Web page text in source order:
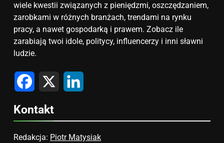
wiele kwestii związanych z pieniędzmi, oszczędzaniem,
zarobkami w różnych branżach, trendami na rynku
pracy, a nawet gospodarką i prawem. Zobacz ile
zarabiają twoi idole, politycy, influencerzy i inni sławni
ludzie.
Facebook
X
Kontakt
Redakcja: Piotr Matysiak